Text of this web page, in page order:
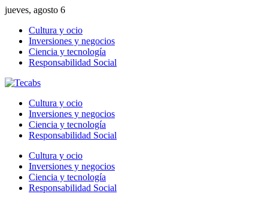
jueves, agosto 6
Cultura y ocio
Inversiones y negocios
Ciencia y tecnología
Responsabilidad Social
Cultura y ocio
Inversiones y negocios
Ciencia y tecnología
Responsabilidad Social
Cultura y ocio
Inversiones y negocios
Ciencia y tecnología
Responsabilidad Social